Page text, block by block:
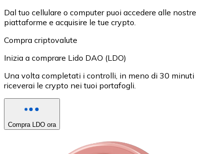
Dal tuo cellulare o computer puoi accedere alle nostre
piattaforme e acquisire le tue crypto.
Compra criptovalute
Inizia a comprare Lido DAO (LDO)
Una volta completati i controlli, in meno di 30 minuti
riceverai le crypto nei tuoi portafogli.
Compra LDO ora